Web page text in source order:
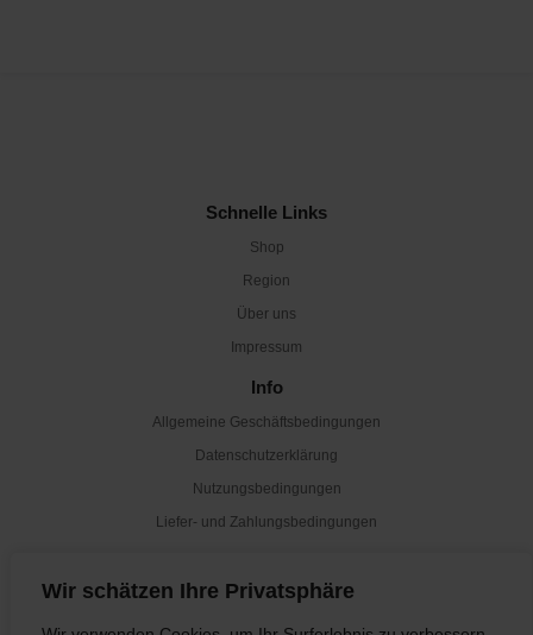
Wir schätzen Ihre Privatsphäre
Schnelle Links
Shop
Region
Über uns
Impressum
Info
Allgemeine Geschäftsbedingungen
Datenschutzerklärung
Nutzungsbedingungen
Liefer- und Zahlungsbedingungen